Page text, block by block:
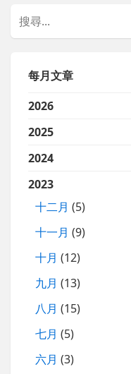
每月文章
2026
2025
2024
2023
十二月 (5)
十一月 (9)
十月 (12)
九月 (13)
八月 (15)
七月 (5)
六月 (3)